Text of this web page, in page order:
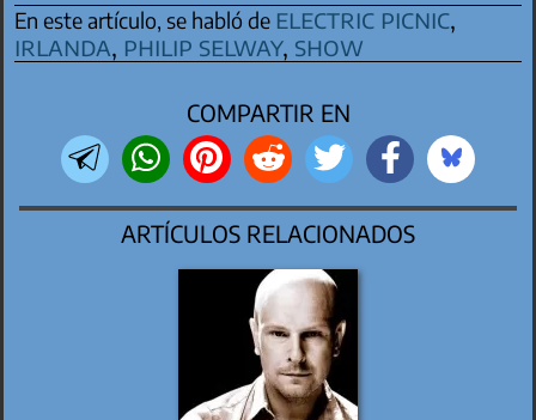
En este artículo, se habló de electric picnic,
irlanda, philip selway, show
COMPARTIR EN
ARTÍCULOS RELACIONADOS